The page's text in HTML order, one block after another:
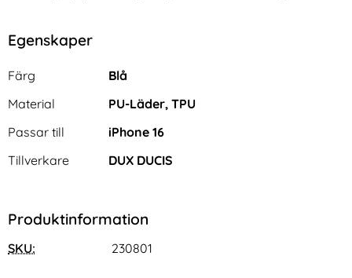
Egenskaper
Egenskaper/attribut för denna produkt
Attribut
Färg
Blå
Material
PU-Läder, TPU
Passar till
iPhone 16
Tillverkare
DUX DUCIS
Produktinformation
SKU: 230801